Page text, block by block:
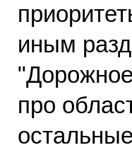
иным
про